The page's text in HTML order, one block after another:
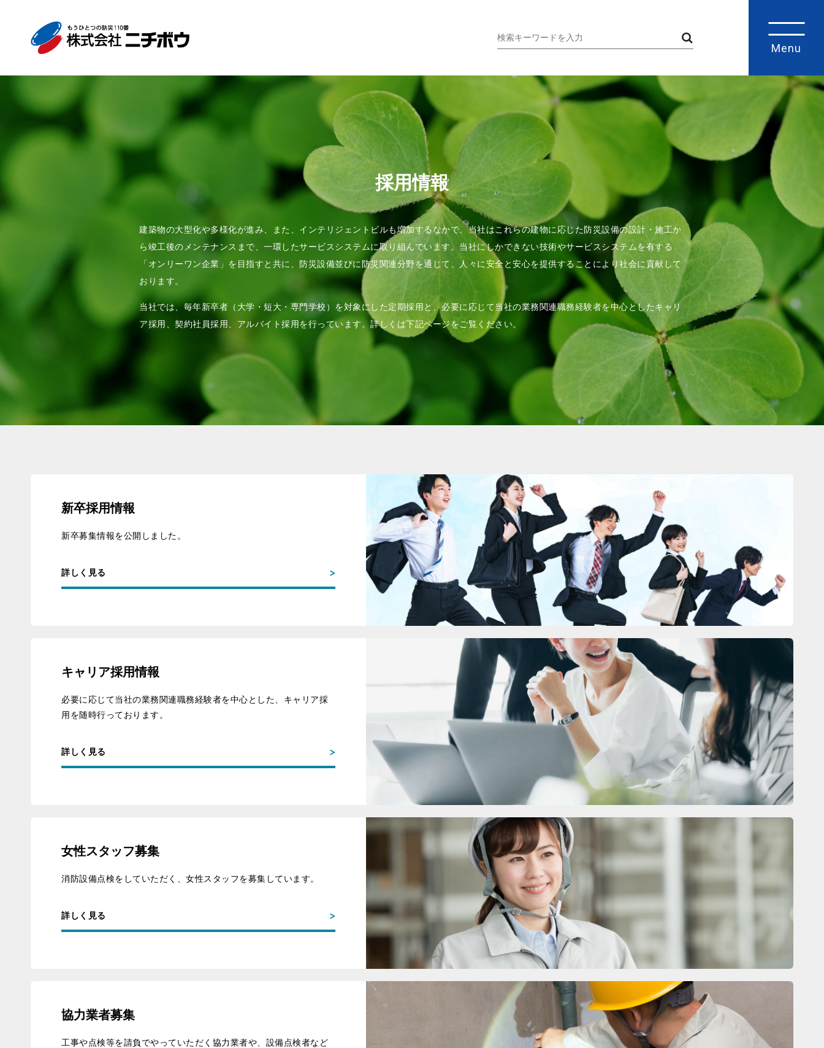
Menu
採用情報
建築物の大型化や多様化が進み、また、インテリジェントビルも増加するなかで、当社はこれらの建物に応じた防災設備の設計・施工か
ら竣工後のメンテナンスまで、一環したサービスシステムに取り組んでいます。当社にしかできない技術やサービスシステムを有する
「オンリーワン企業」を目指すと共に、防災設備並びに防災関連分野を通じて、人々に安全と安心を提供することにより社会に貢献して
おります。
当社では、毎年新卒者（大学・短大・専門学校）を対象にした定期採用と、必要に応じて当社の業務関連職務経験者を中心としたキャリ
ア採用、契約社員採用、アルバイト採用を行っています。詳しくは下記ページをご覧ください。
新卒採用情報
新卒募集情報を公開しました。
詳しく見る
キャリア採用情報
必要に応じて当社の業務関連職務経験者を中心とした、キャリア採
用を随時行っております。
詳しく見る
女性スタッフ募集
消防設備点検をしていただく、女性スタッフを募集しています。
詳しく見る
協力業者募集
工事や点検等を請負でやっていただく協力業者や、設備点検者など